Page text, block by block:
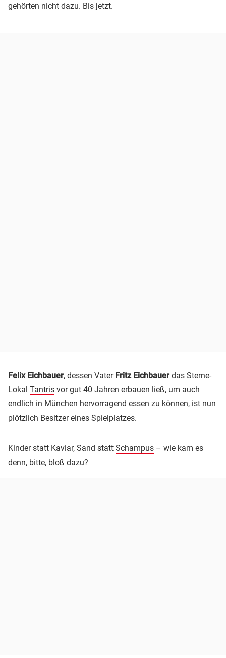
gehörten nicht dazu. Bis jetzt.
Felix Eichbauer, dessen Vater Fritz Eichbauer das Sterne-
Lokal Tantris vor gut 40 Jahren erbauen ließ, um auch
endlich in München hervorragend essen zu können, ist nun
plötzlich Besitzer eines Spielplatzes.
Kinder statt Kaviar, Sand statt Schampus – wie kam es
denn, bitte, bloß dazu?